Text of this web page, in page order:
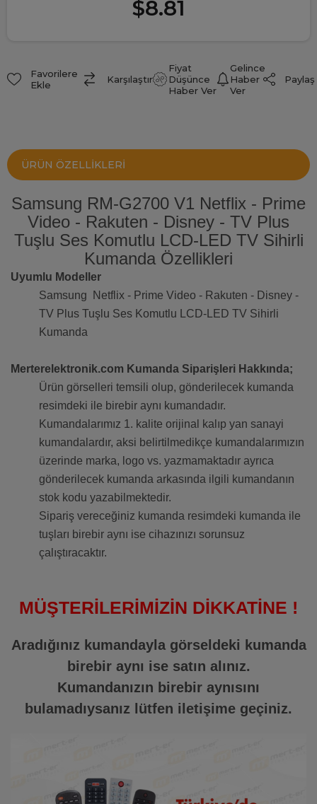
$8.81
Favorilere
Ekle
Karşılaştır
Fiyat
Düşünce
Haber Ver
Gelince
Haber
Ver
Paylaş
ÜRÜN ÖZELLIKLERI
Samsung RM-G2700 V1 Netflix - Prime
Video - Rakuten - Disney - TV Plus
Tuşlu Ses Komutlu LCD-LED TV Sihirli
Kumanda Özellikleri
Uyumlu Modeller
Samsung Netflix - Prime Video - Rakuten - Disney -
TV Plus Tuşlu Ses Komutlu LCD-LED TV Sihirli
Kumanda
Merterelektronik.com Kumanda Siparişleri Hakkında;
Ürün görselleri temsili olup, gönderilecek kumanda
resimdeki ile birebir aynı kumandadır.
Kumandalarımız 1. kalite orijinal kalıp yan sanayi
kumandalardır, aksi belirtilmedikçe kumandalarımızın
üzerinde marka, logo vs. yazmamaktadır ayrıca
gönderilecek kumanda arkasında ilgili kumandanın
stok kodu yazabilmektedir.
Sipariş vereceğiniz kumanda resimdeki kumanda ile
tuşları birebir aynı ise cihazınızı sorunsuz
çalıştıracaktır.
MÜŞTERİLERİMİZİN DİKKATİNE !
Aradığınız kumandayla görseldeki kumanda
birebir aynı ise satın alınız.
Kumandanızın birebir aynısını
bulamadıysanız lütfen iletişime geçiniz.